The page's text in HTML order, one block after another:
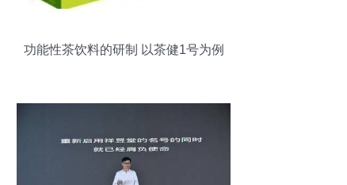
功能性茶饮料的研制 以茶健1号为例